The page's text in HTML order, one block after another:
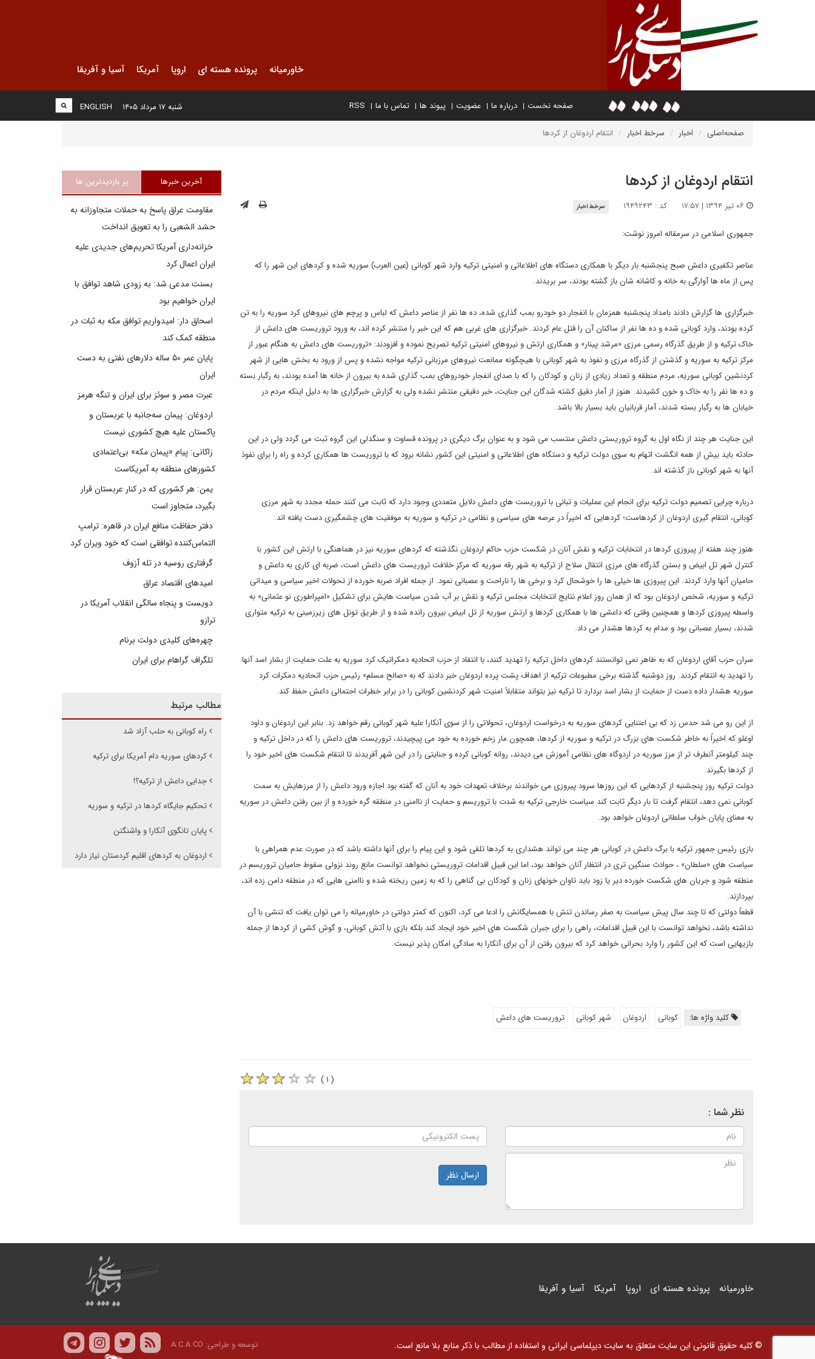
خاورمیانه پرونده هسته ای اروپا آمریکا آسیا و آفریقا
صفحه نخست درباره ما عضویت پیوند ها تماس با ما RSS
ENGLISH شنبه ۱۷ مرداد ۱۴۰۵
صفحه‌اصلی اخبار سرخط اخبار انتقام اردوغان از کردها
انتقام اردوغان از کردها
کد : ۱۹۴۹۲۴۳ سرخط اخبار
جمهوری اسلامی در سرمقاله امروز نوشت:
عناصر تکفیری داعش صبح پنجشنبه بار دیگر با همکاری دستگاه های اطلاعاتی و امنیتی ترکیه وارد شهر کوبانی (عین العرب) سوریه شده و کردهای این شهر را که
پس از ماه ها آوارگی به خانه و کاشانه شان باز گشته بودند، سر بریدند.
خبرگزاری ها گزارش دادند بامداد پنجشنبه همزمان با انفجار دو خودرو بمب گذاری شده، ده ها نفر از عناصر داعش که لباس و پرچم های نیروهای کرد سوریه را به تن
کرده بودند، وارد کوبانی شده و ده ها نفر از ساکنان آن را قتل عام کردند. خبرگزاری های غربی هم که این خبر را منتشر کرده اند، به ورود تروریست های داعش از
خاک ترکیه و از طریق گذرگاه رسمی مرزی «مرشد پینار» و همکاری ارتش و نیروهای امنیتی ترکیه تصریح نموده و افزودند: «تروریست های داعش به هنگام عبور از
مرکز ترکیه به سوریه و گذشتن از گذرگاه مرزی و نفوذ به شهر کوبانی با هیچگونه ممانعت نیروهای مرزبانی ترکیه مواجه نشده و پس از ورود به بخش هایی از شهر
کردنشین کوبانی سوریه، مردم منطقه و تعداد زیادی از زنان و کودکان را که با صدای انفجار خودروهای بمب گذاری شده به بیرون از خانه ها آمده بودند، به رگبار بسته
و ده ها نفر را به خاک و خون کشیدند. هنوز از آمار دقیق کشته شدگان این جنایت، خبر دقیقی منتشر نشده ولی به گزارش خبرگزاری ها به دلیل اینکه مردم در
خیابان ها به رگبار بسته شدند، آمار قربانیان باید بسیار بالا باشد.
این جنایت هر چند از نگاه اول به گروه تروریستی داعش منتسب می شود و به عنوان برگ دیگری در پرونده قساوت و سنگدلی این گروه ثبت می گردد ولی در این
حادثه باید بیش از همه انگشت اتهام به سوی دولت ترکیه و دستگاه های اطلاعاتی و امنیتی این کشور نشانه برود که با تروریست ها همکاری کرده و راه را برای نفوذ
آنها به شهر کوبانی باز گذشته اند.
درباره چرایی تصمیم دولت ترکیه برای انجام این عملیات و تبانی با تروریست های داعش دلایل متعددی وجود دارد که ثابت می کنند حمله مجدد به شهر مرزی
کوبانی، انتقام گیری اردوغان از کردهاست؛ کردهایی که اخیراً در عرصه های سیاسی و نظامی در ترکیه و سوریه به موفقیت های چشمگیری دست یافته اند.
هنوز چند هفته از پیروزی کردها در انتخابات ترکیه و نقش آنان در شکست حزب حاکم اردوغان نگذشته که کردهای سوریه نیز در هماهنگی با ارتش این کشور با
کنترل شهر تل ابیض و بستن گذرگاه های مرزی انتقال سلاح از ترکیه به شهر رقه سوریه که مرکز خلافت تروریست های داعش است، ضربه ای کاری به داعش و
حامیان آنها وارد کردند. این پیروزی ها خیلی ها را خوشحال کرد و برخی ها را ناراحت و عصبانی نمود. از جمله افراد ضربه خورده از تحولات اخیر سیاسی و میدانی
ترکیه و سوریه، شخص اردوغان بود که از همان روز اعلام نتایج انتخابات مجلس ترکیه و نقش بر آب شدن سیاست هایش برای تشکیل «امپراطوری نو عثمانی» به
واسطه پیروزی کردها و همچنین وقتی که داعشی ها با همکاری کردها و ارتش سوریه از تل ابیض بیرون رانده شده و از طریق تونل های زیرزمینی به ترکیه متواری
شدند، بسیار عصبانی بود و مدام به کردها هشدار می داد.
سران حزب آقای اردوغان که به ظاهر نمی توانستند کردهای داخل ترکیه را تهدید کنند، با انتقاد از حزب اتحادیه دمکراتیک کرد سوریه به علت حمایت از بشار اسد آنها
را تهدید به انتقام کردند. روز دوشنبه گذشته برخی مطبوعات ترکیه از اهداف پشت پرده اردوغان خبر دادند که به «صالح مسلم» رئیس حزب اتحادیه دمکرات کرد
سوریه هشدار داده دست از حمایت از بشار اسد بردارد تا ترکیه نیز بتواند متقابلاً امنیت شهر کردنشین کوبانی را در برابر خطرات احتمالی داعش حفظ کند.
از این رو می شد حدس زد که بی اعتنایی کردهای سوریه به درخواست اردوغان، تحولاتی را از سوی آنکارا علیه شهر کوبانی رقم خواهد زد. بنابر این اردوغان و داود
اوغلو که اخیراً به خاطر شکست های بزرگ در ترکیه و سوریه از کردها، همچون مار زخم خورده به خود می پیچیدند، تروریست های داعش را که در داخل ترکیه و
چند کیلومتر آنطرف تر از مرز سوریه در اردوگاه های نظامی آموزش می دیدند، روانه کوبانی کرده و جنایتی را در این شهر آفریدند تا انتقام شکست های اخیر خود را
از کردها بگیرند.
دولت ترکیه روز پنجشنبه از کردهایی که این روزها سرود پیروزی می خواندند برخلاف تعهدات خود به آنان که گفته بود اجازه ورود داعش را از مرزهایش به سمت
کوبانی نمی دهد، انتقام گرفت تا بار دیگر ثابت کند سیاست خارجی ترکیه به شدت با تروریسم و حمایت از ناامنی در منطقه گره خورده و از بین رفتن داعش در سوریه
به معنای پایان خواب سلطانی اردوغان خواهد بود.
بازی رئیس جمهور ترکیه با برگ داعش در کوبانی هر چند می تواند هشداری به کردها تلقی شود و این پیام را برای آنها داشته باشد که در صورت عدم همراهی با
سیاست های «سلطان» ، حوادث سنگین تری در انتظار آنان خواهد بود، اما این قبیل اقدامات تروریستی نخواهد توانست مانع روند نزولی سقوط حامیان تروریسم در
منطقه شود و جریان های شکست خورده دیر یا زود باید تاوان خونهای زنان و کودکان بی گناهی را که به زمین ریخته شده و ناامنی هایی که در منطقه دامن زده اند،
بپردازند.
قطعاً دولتی که تا چند سال پیش سیاست به صفر رساندن تنش با همسایگانش را ادعا می کرد، اکنون که کمتر دولتی در خاورمیانه را می توان یافت که تنشی با آن
نداشته باشد، نخواهد توانست با این قبیل اقدامات، راهی را برای جبران شکست های اخیر خود ایجاد کند بلکه بازی با آتش کوبانی، و گوش کشی از کردها از جمله
بازیهایی است که این کشور را وارد بحرانی خواهد کرد که بیرون رفتن از آن برای آنکارا به سادگی امکان پذیر نیست.
کلید واژه ها: کوبانی اردوغان شهر کوبانی تروریست های داعش
( ۱ )
نظر شما :
ارسال نظر
آخرین خبرها پر بازدیدترین ها
مقاومت عراق پاسخ به حملات متجاوزانه به
حشد الشعبی را به تعویق انداخت
خزانه‌داری آمریکا تحریم‌های جدیدی علیه
ایران اعمال کرد
بسنت مدعی شد: به زودی شاهد توافق با
ایران خواهیم بود
اسحاق دار: امیدواریم توافق مکه به ثبات در
منطقه کمک کند
پایان عمر ۵۰ ساله دلارهای نفتی به دست
ایران
عبرت مصر و سوئز برای ایران و تنگه هرمز
اردوغان: پیمان سه‌جانبه با عربستان و
پاکستان علیه هیچ کشوری نیست
زاکانی: پیام «پیمان مکه» بی‌اعتمادی
کشورهای منطقه به آمریکاست
یمن: هر کشوری که در کنار عربستان قرار
بگیرد، متجاوز است
دفتر حفاظت منافع ایران در قاهره: ترامپ
التماس‌کننده توافقی است که خود ویران کرد
گرفتاری روسیه در تله آزوف
امیدهای اقتصاد عراق
دویست و پنجاه سالگی انقلاب آمریکا در
ترازو
چهره‌های کلیدی دولت برنام
تلگراف گراهام برای ایران
مطالب مرتبط
راه کوبانی به حلب آزاد شد
کردهای سوریه دام آمریکا برای ترکیه
جدایی داعش از ترکیه؟!
تحکیم جایگاه کردها در ترکیه و سوریه
پایان تانگوی آنکارا و واشنگتن
اردوغان به کردهای اقلیم کردستان نیاز دارد
خاورمیانه پرونده هسته ای اروپا آمریکا آسیا و آفریقا
© کلیه حقوق قانونی این سایت متعلق به سایت دیپلماسی ایرانی و استفاده از مطالب با ذکر منابع بلا مانع است. توسعه و طراحی: A.C.A CO